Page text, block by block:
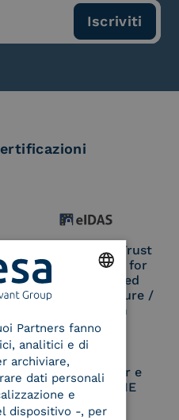
eIDAS Qualified Trust
Service Provider for
Remote Qualified
Electronic Signature /
Seal Creation
Service Provider e
Aggregatore CIE
ITALIAN
Partners fanno
analitici e di
archiviare,
dati personali
e
dispositivo -, per